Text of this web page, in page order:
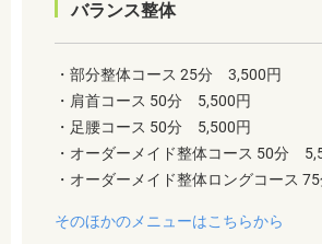
バランス整体
・部分整体コース 25分 3,500円
・肩首コース 50分 5,500円
・足腰コース 50分 5,500円
・オーダーメイド整体コース 50分
・オーダーメイド整体ロングコース
そのほかのメニューはこちらから